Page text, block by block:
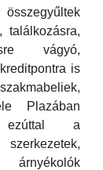
találkozásra,
vágyó,
is
Plazában
ezúttal a
szerkezetek,
árnyékolók